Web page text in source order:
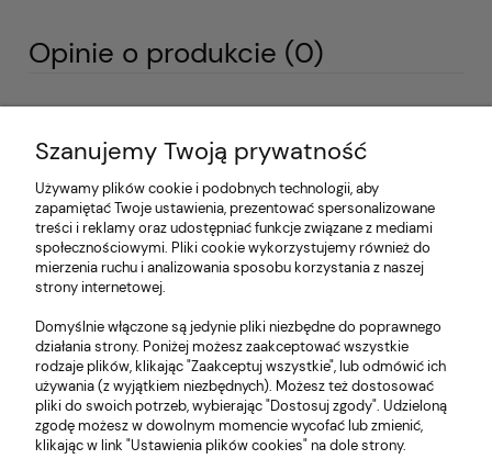
Opinie o produkcie (0)
Twoja opinia:
wyślij
Szanujemy Twoją prywatność
Używamy plików cookie i podobnych technologii, aby
zapamiętać Twoje ustawienia, prezentować spersonalizowane
treści i reklamy oraz udostępniać funkcje związane z mediami
społecznościowymi. Pliki cookie wykorzystujemy również do
mierzenia ruchu i analizowania sposobu korzystania z naszej
strony internetowej.
Domyślnie włączone są jedynie pliki niezbędne do poprawnego
działania strony. Poniżej możesz zaakceptować wszystkie
rodzaje plików, klikając "Zaakceptuj wszystkie", lub odmówić ich
używania (z wyjątkiem niezbędnych). Możesz też dostosować
pliki do swoich potrzeb, wybierając "Dostosuj zgody". Udzieloną
zgodę możesz w dowolnym momencie wycofać lub zmienić,
klikając w link "Ustawienia plików cookies" na dole strony.